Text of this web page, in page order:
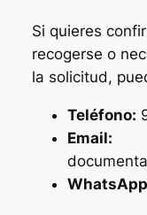
Si quieres
recogerse o
la solicitud,
Teléfono:
Email: